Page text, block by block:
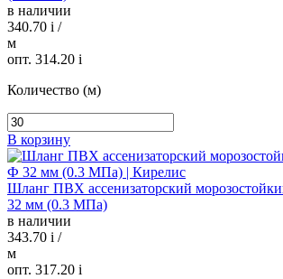
в наличии
340.70 i /
м
опт. 314.20 i
Количество (м)
В корзину
Шланг ПВХ ассенизаторский
32 мм (0.3 МПа)
в наличии
343.70 i /
м
опт. 317.20 i